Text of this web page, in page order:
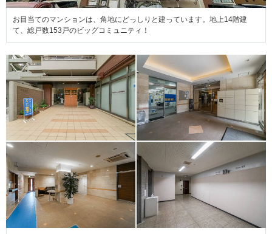
お目当てのマンションは、角地にどっしりと建っています。地上14階建
て、総戸数153戸のビッグコミュニティ！